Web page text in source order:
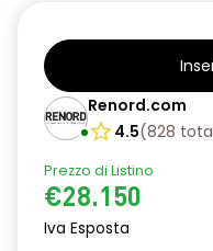
Renord.com
4.5(828
Prezzo di Listino
€28.150
Iva Esposta